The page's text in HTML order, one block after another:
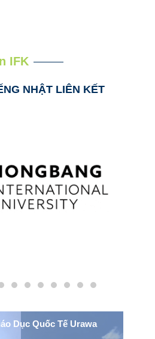
IFK
NHẬT LIÊN KẾT
Dục Quốc Tế Urawa